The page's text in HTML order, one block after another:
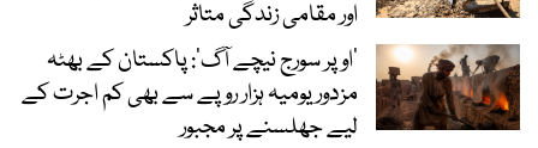
اور مقامی زندگی متاثر
’اوپر سورج نیچے آگ‘: پاکستان کے بھٹہ
مزدور یومیہ ہزار روپے سے بھی کم اجرت کے
لیے جھلسنے پر مجبور